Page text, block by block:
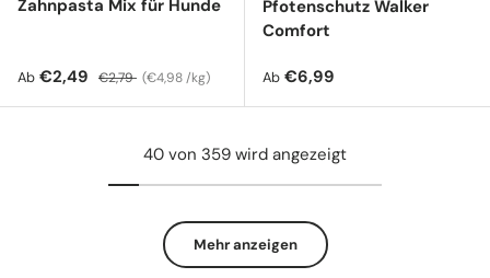
Zahnpasta Mix für Hunde
Verkaufspreis
Ab €2,49 Normaler Preis
€2,79 Grundpreis
€4,98 /kg
Pfotenschutz Walker
Comfort
Normaler Preis
Ab €6,99
40 von 359 wird angezeigt
Mehr anzeigen